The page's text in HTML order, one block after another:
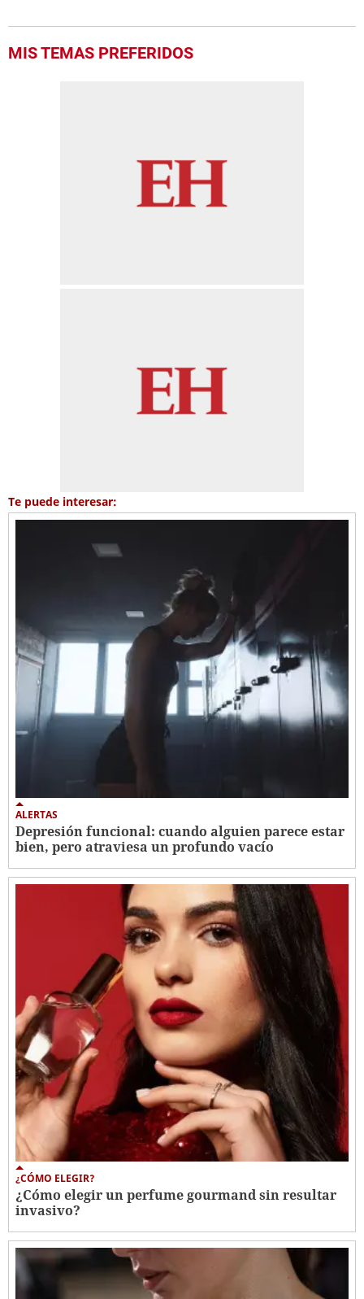
MIS TEMAS PREFERIDOS
Te puede interesar:
ALERTAS
Depresión funcional: cuando alguien parece estar
bien, pero atraviesa un profundo vacío
¿CÓMO ELEGIR?
¿Cómo elegir un perfume gourmand sin resultar
invasivo?